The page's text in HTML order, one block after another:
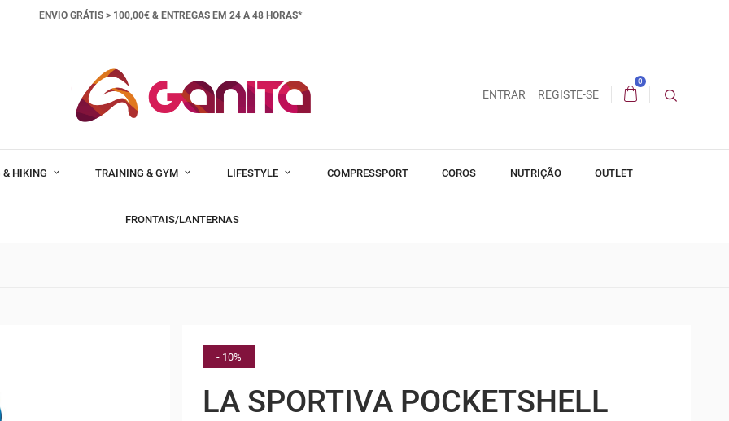
ENVIO GRÁTIS > 100,00€ & ENTREGAS EM 24 A 48 HORAS*
ENTRAR REGISTE-SE
0
& HIKING TRAINING & GYM LIFESTYLE COMPRESSPORT COROS NUTRIÇÃO OUTLET
FRONTAIS/LANTERNAS
- 10%
LA SPORTIVA POCKETSHELL